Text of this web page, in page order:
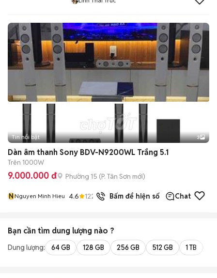
Tin nổi bật 3
Dàn âm thanh Sony BDV-N9200WL Trắng 5.1
Trên 1000W
9.000.000 đ Phường 15 (P. Tân Sơn mới)
NNguyen Minh Hieu 4.6 122 đã bánBấm để hiện số Chat
Bạn cần tìm dung lượng nào ?
Dung lượng: 64 GB 128 GB 256 GB 512 GB 1 TB